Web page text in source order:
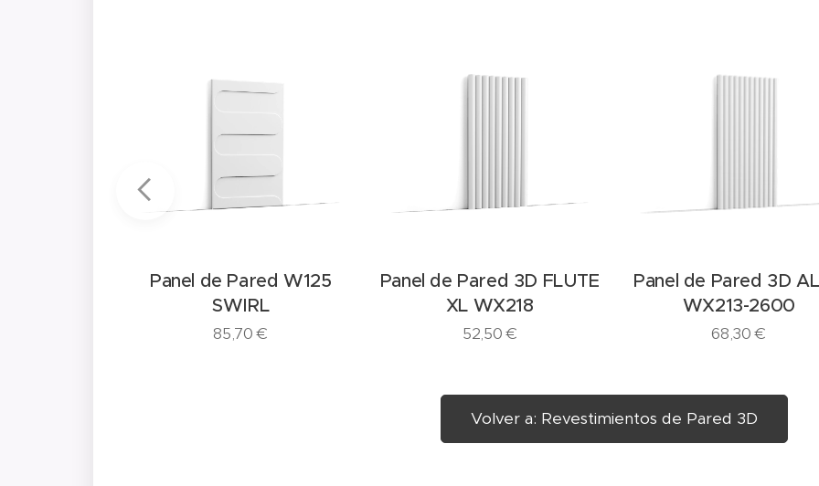
Panel de Pared W125
SWIRL
85,70€
Panel de Pared 3D FLUTE
XL WX218
52,50€
Panel de Pared 3D
WX213-2600
68,30€
Volver a: Revestimientos de Pared 3D